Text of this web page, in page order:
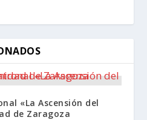
«La Ascensión del
de Zaragoza